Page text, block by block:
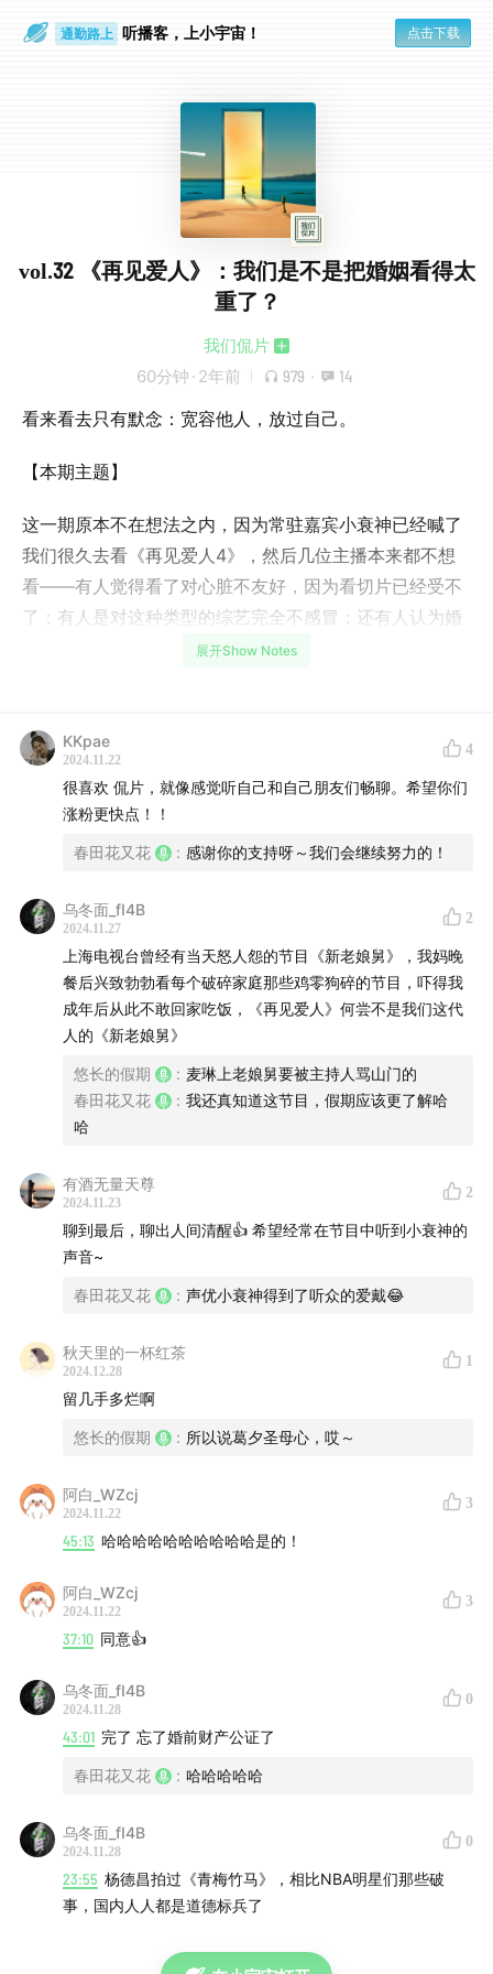
通勤路上 听播客，上小宇宙！ 点击下载
vol.32 《再见爱人》：我们是不是把婚姻看得太
重了？
我们侃片
60分钟 · 2年前 979 · 14
看来看去只有默念：宽容他人，放过自己。
【本期主题】
这一期原本不在想法之内，因为常驻嘉宾小衰神已经喊了
我们很久去看《再见爱人4》，然后几位主播本来都不想
看——有人觉得看了对心脏不友好，因为看切片已经受不
了；有人是对这种类型的综艺完全不感冒；还有人认为婚
姻是两个人之间的事情，怎么可能靠一档节目来解决呢？
点，大火出圈，网友们群情激愤吵翻了天，嘉宾们则是心
理学社会学人际关系齐上阵，各路新词和解读也大把涌
现。但归根到底，我们对“婚姻”这个东西是不是看得有点
太重了？拥有它就能够一劳永逸吗？它能满足我们一切需
求，承载我们生命中所有喜怒悲欢吗？显然答案都是否定
最终我们只能总结出八个大字：宽容他人，放过自己。
PS：今天《再见爱人》的更新你们追了没？还好我们在更
新前录完，不然大概要情绪更激烈，毕竟观察室嘉宾都要
想知道大家都是如何看待婚姻、伴侣和亲密关系的，欢迎
留言给我们。
【本期主播】
【本期嘉宾】
小衰神
【节目干货】
当年杨子就是这样啊，我们甚至不觉得他是演的
05:50 关于杨子和他的加长悍马的故事，还有著名的游船
发布会
“留几手”是典型的东北直男，绝对是色厉内荏
“葛夕超爱的”？看别人都觉得自己日子过得还行
23:05 18岁谁不爱流川枫呢，但38岁就不一定了
我们人类都是要经过社会化训练的
展开Show Notes
KKpae
2024.11.22
4
很喜欢 侃片，就像感觉听自己和自己朋友们畅聊。希望你们
涨粉更快点！！
春田花又花 : 感谢你的支持呀～我们会继续努力的！
乌冬面_fI4B
2024.11.27
2
上海电视台曾经有当天怒人怨的节目《新老娘舅》，我妈晚
餐后兴致勃勃看每个破碎家庭那些鸡零狗碎的节目，吓得我
成年后从此不敢回家吃饭，《再见爱人》何尝不是我们这代
人的《新老娘舅》
悠长的假期 : 麦琳上老娘舅要被主持人骂山门的
春田花又花
: 我还真知道这节目，假期应该更了解哈
哈
有酒无量天尊
2024.11.23
2
聊到最后，聊出人间清醒👍 希望经常在节目中听到小衰神的
声音~
春田花又花 : 声优小衰神得到了听众的爱戴😂
秋天里的一杯红茶
2024.12.28
1
留几手多烂啊
悠长的假期 : 所以说葛夕圣母心，哎～
阿白_WZcj
2024.11.22
3
45:13 哈哈哈哈哈哈哈哈哈哈是的！
阿白_WZcj
2024.11.22
3
37:10 同意👍
乌冬面_fI4B
2024.11.28
0
43:01 完了 忘了婚前财产公证了
春田花又花 : 哈哈哈哈哈
乌冬面_fI4B
2024.11.28
0
23:55 杨德昌拍过《青梅竹马》，相比NBA明星们那些破
事，国内人人都是道德标兵了